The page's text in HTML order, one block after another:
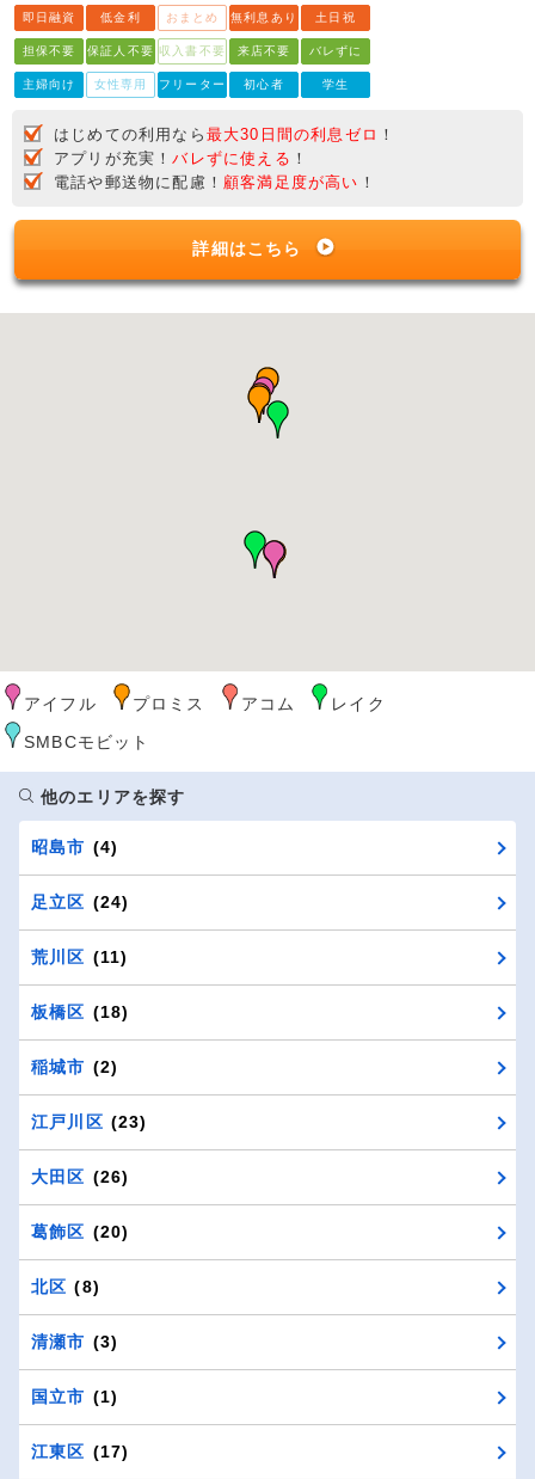
即日融資 低金利 おまとめ 無利息あり 土日祝
担保不要 保証人不要 収入書不要 来店不要 バレずに
主婦向け 女性専用 フリーター 初心者 学生
はじめての利用なら 最大30日間の利息ゼロ ！
アプリが充実！バレずに使える ！
電話や郵送物に配慮！ 顧客満足度が高い ！
詳細はこちら
アイフル プロミス アコム
レイク
SMBCモビット
他のエリアを探す
昭島市 (4)
足立区 (24)
荒川区 (11)
板橋区 (18)
稲城市 (2)
江戸川区 (23)
大田区 (26)
葛飾区 (20)
北区 (8)
清瀬市 (3)
国立市 (1)
江東区 (17)